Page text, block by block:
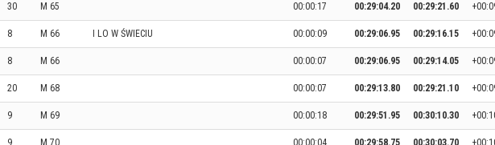
30 M 65 00:00:17 00:29:04.20 00:29:21.60
8 M 66 I LO W ŚWIECIU 00:00:09 00:29:06.95 00:29:16.15
8 M 66 00:00:07 00:29:06.95 00:29:14.05
20 M 68 00:00:07 00:29:13.80 00:29:21.10
9 M 69 00:00:18 00:29:51.95 00:30:10.30
9 M 70 00:00:04 00:29:58.75 00:30:03.70